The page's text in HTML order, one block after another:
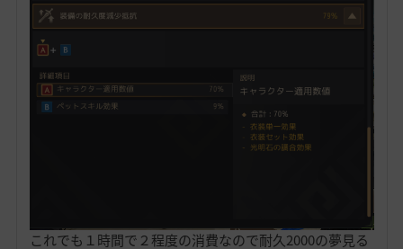
これでも１時間で２程度の消費なので耐久2000の夢見る